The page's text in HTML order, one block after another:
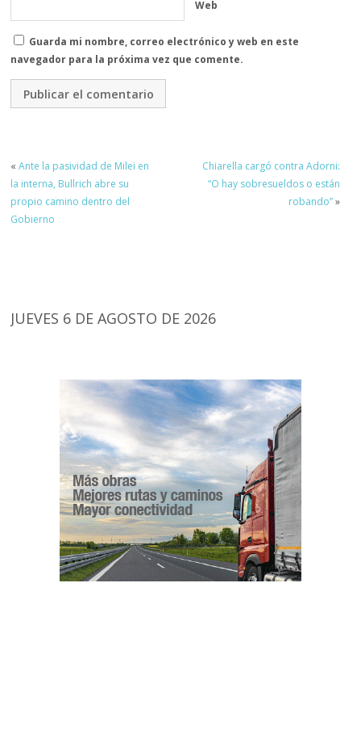
Web
Guarda mi nombre, correo electrónico y web en este
navegador para la próxima vez que comente.
«Ante la pasividad de Milei en
la interna, Bullrich abre su
propio camino dentro del
Gobierno
Chiarella cargó contra Adorni:
“O hay sobresueldos o están
robando”»
JUEVES 6 DE AGOSTO DE 2026